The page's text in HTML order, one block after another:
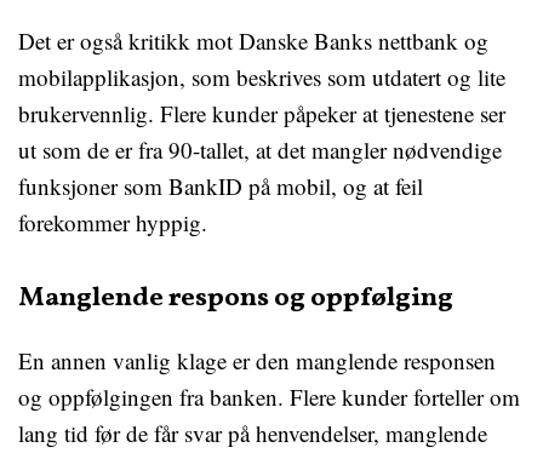
Det er også kritikk mot Danske Banks nettbank og
mobilapplikasjon, som beskrives som utdatert og lite
brukervennlig. Flere kunder påpeker at tjenestene ser
ut som de er fra 90-tallet, at det mangler nødvendige
funksjoner som BankID på mobil, og at feil
forekommer hyppig.
Manglende respons og oppfølging
En annen vanlig klage er den manglende responsen
og oppfølgingen fra banken. Flere kunder forteller om
lang tid før de får svar på henvendelser, manglende